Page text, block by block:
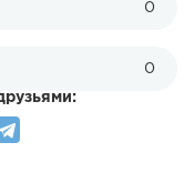
0
0